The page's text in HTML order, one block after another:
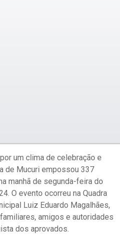
um clima de celebração e
de Mucuri empossou 337
manhã de segunda-feira do
O evento ocorreu na Quadra
Luiz Eduardo Magalhães,
amigos e autoridades
dos aprovados.